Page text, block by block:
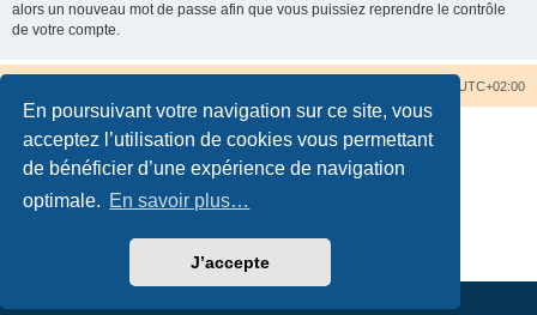
En poursuivant votre navigation sur ce site, vous
acceptez l’utilisation de cookies vous permettant
de bénéficier d’une expérience de navigation
optimale. En savoir plus…
J’accepte
alors un nouveau mot de passe afin que vous puissiez reprendre le contrôle
de votre compte.
UTC+02:00
Traduction française officielle©
Confidentialité